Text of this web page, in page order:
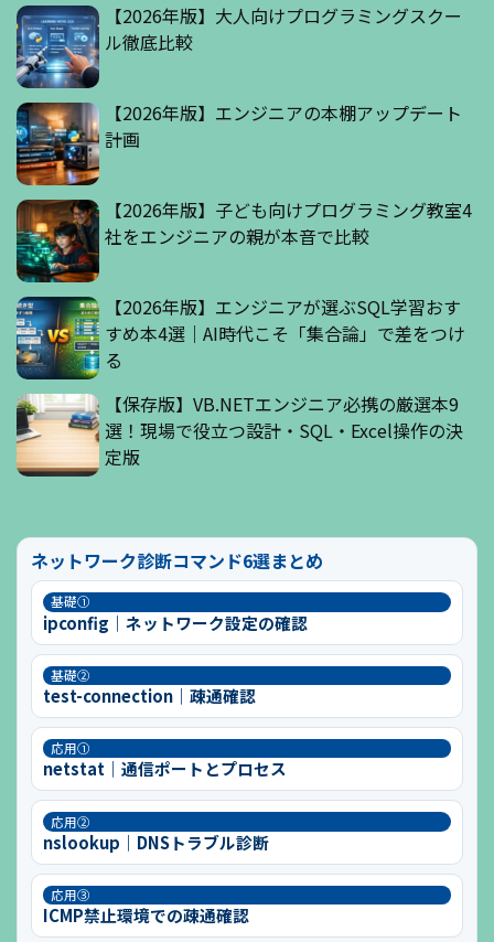
【2026年版】大人向けプログラミングスクー
ル徹底比較
【2026年版】エンジニアの本棚アップデート
計画
【2026年版】子ども向けプログラミング教室4
社をエンジニアの親が本音で比較
【2026年版】エンジニアが選ぶSQL学習おす
すめ本4選｜AI時代こそ「集合論」で差をつけ
る
【保存版】VB.NETエンジニア必携の厳選本9
選！現場で役立つ設計・SQL・Excel操作の決
定版
ネットワーク診断コマンド6選まとめ
基礎①
ipconfig｜ネットワーク設定の確認
基礎②
test-connection｜疎通確認
応用①
netstat｜通信ポートとプロセス
応用②
nslookup｜DNSトラブル診断
応用③
ICMP禁止環境での疎通確認